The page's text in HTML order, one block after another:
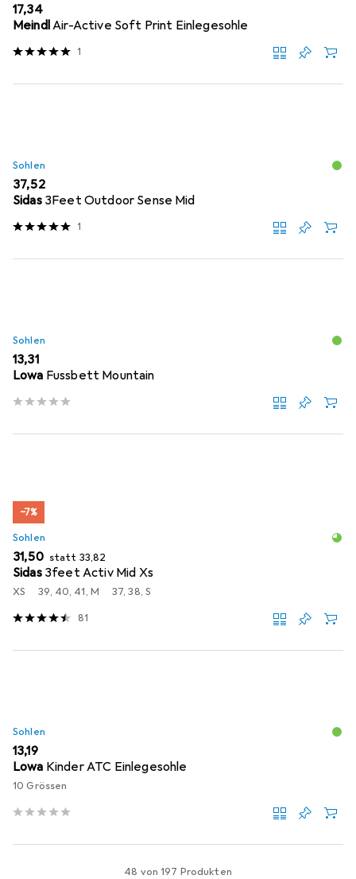
EUR
17,34
MeindlAir-Active Soft Print Einlegesohle
1
Sohlen
EUR
37,52
Sidas 3Feet Outdoor Sense Mid
1
Sohlen
EUR
13,31
Lowa Fussbett Mountain
−7%
Sohlen
EUR
31,50 statt EUR
33,82
Sidas 3feet Activ Mid Xs
XS 39, 40, 41, M 37, 38, S
81
Sohlen
EUR
13,19
Lowa Kinder ATC Einlegesohle
10 Grössen
48 von 197 Produkten